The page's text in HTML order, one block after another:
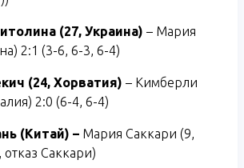
(27, Украина) – Мария
2:1 (3-6, 6-3, 6-4)
(24, Хорватия) – Кимберли
2:0 (6-4, 6-4)
(Китай) – Мария Саккари (9,
отказ Саккари)